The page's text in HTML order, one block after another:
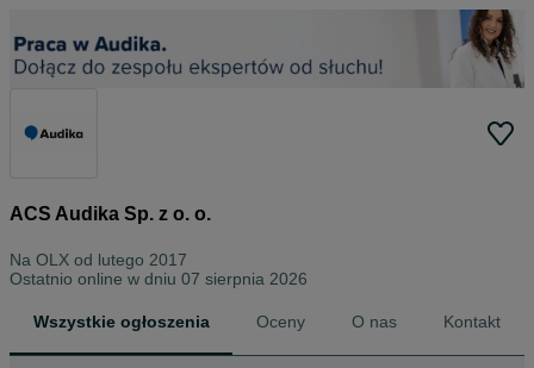
ACS Audika Sp. z o. o.
Na OLX od lutego 2017
Ostatnio online w dniu 07 sierpnia 2026
Wszystkie ogłoszenia Oceny O nas Kontakt